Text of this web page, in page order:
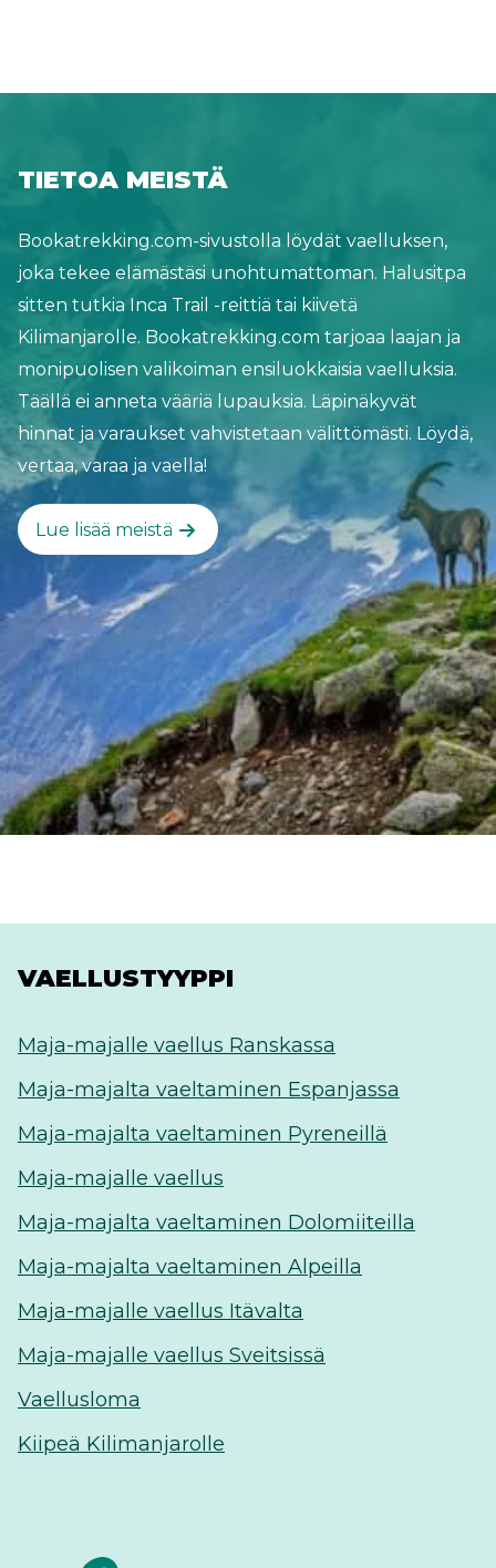
TIETOA MEISTÄ
Bookatrekking.com-sivustolla löydät vaelluksen,
joka tekee elämästäsi unohtumattoman. Halusitpa
sitten tutkia Inca Trail -reittiä tai kiivetä
Kilimanjarolle. Bookatrekking.com tarjoaa laajan ja
monipuolisen valikoiman ensiluokkaisia vaelluksia.
Täällä ei anneta vääriä lupauksia. Läpinäkyvät
hinnat ja varaukset vahvistetaan välittömästi. Löydä,
vertaa, varaa ja vaella!
Lue lisää meistä
VAELLUSTYYPPI
Maja-majalle vaellus Ranskassa
Maja-majalta vaeltaminen Espanjassa
Maja-majalta vaeltaminen Pyreneillä
Maja-majalle vaellus
Maja-majalta vaeltaminen Dolomiiteilla
Maja-majalta vaeltaminen Alpeilla
Maja-majalle vaellus Itävalta
Maja-majalle vaellus Sveitsissä
Vaellusloma
Kiipeä Kilimanjarolle